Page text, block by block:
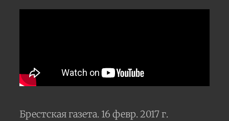
Брестская газета. 16 февр. 2017 г.